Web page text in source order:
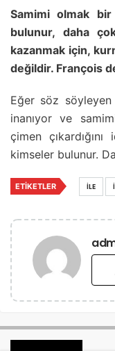
Samimi olmak bir
bulunur, daha
kazanmak için,
değildir. François
Eğer söz
inanıyor ve
çimen
kimseler bulunur.
ETIKETLER İLE